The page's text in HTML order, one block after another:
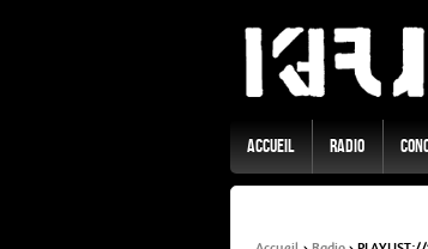
Accueil Radio